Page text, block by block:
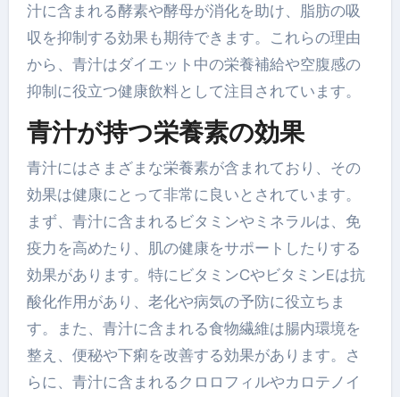
汁に含まれる酵素や酵母が消化を助け、脂肪の吸
収を抑制する効果も期待できます。これらの理由
から、青汁はダイエット中の栄養補給や空腹感の
抑制に役立つ健康飲料として注目されています。
青汁が持つ栄養素の効果
青汁にはさまざまな栄養素が含まれており、その
効果は健康にとって非常に良いとされています。
まず、青汁に含まれるビタミンやミネラルは、免
疫力を高めたり、肌の健康をサポートしたりする
効果があります。特にビタミンCやビタミンEは抗
酸化作用があり、老化や病気の予防に役立ちま
す。また、青汁に含まれる食物繊維は腸内環境を
整え、便秘や下痢を改善する効果があります。さ
らに、青汁に含まれるクロロフィルやカロテノイ